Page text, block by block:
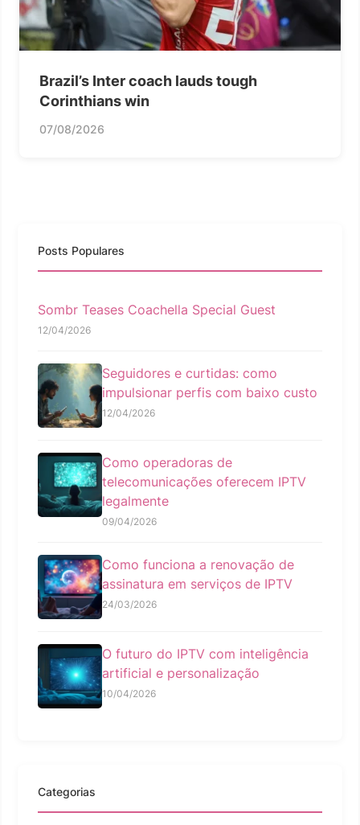
Brazil’s Inter coach lauds tough
Corinthians win
07/08/2026
Posts Populares
Sombr Teases Coachella Special Guest
12/04/2026
Seguidores e curtidas: como
impulsionar perfis com baixo custo
12/04/2026
Como operadoras de
telecomunicações oferecem IPTV
legalmente
09/04/2026
Como funciona a renovação de
assinatura em serviços de IPTV
24/03/2026
O futuro do IPTV com inteligência
artificial e personalização
10/04/2026
Categorias